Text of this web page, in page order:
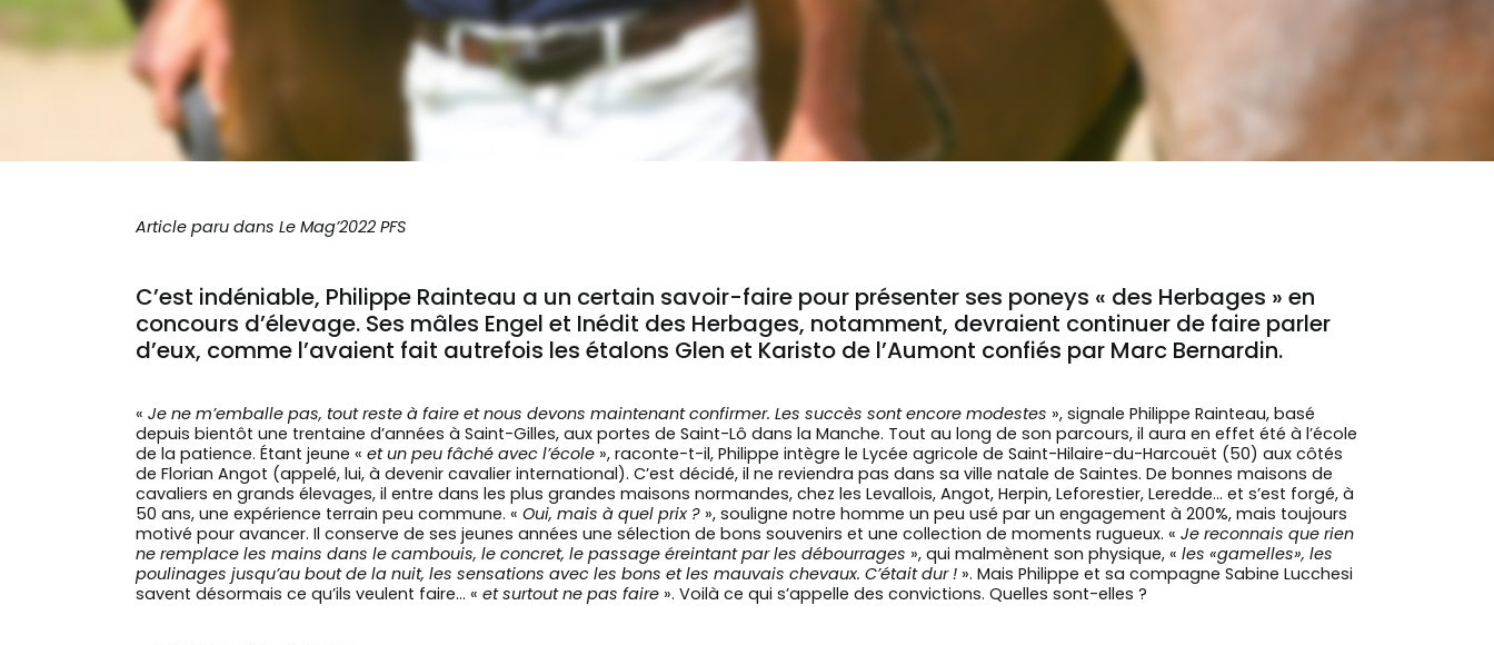
Article paru dans Le Mag’2022 PFS
C’est indéniable, Philippe Rainteau a un certain savoir-faire pour présenter ses poneys « des Herbages » en
concours d’élevage. Ses mâles Engel et Inédit des Herbages, notamment, devraient continuer de faire parler
d’eux, comme l’avaient fait autrefois les étalons Glen et Karisto de l’Aumont confiés par Marc Bernardin.
« Je ne m’emballe pas, tout reste à faire et nous devons maintenant confirmer. Les succès sont encore modestes », signale Philippe Rainteau, basé
depuis bientôt une trentaine d’années à Saint-Gilles, aux portes de Saint-Lô dans la Manche. Tout au long de son parcours, il aura en effet été à l’école
de la patience. Étant jeune « et un peu fâché avec l’école », raconte-t-il, Philippe intègre le Lycée agricole de Saint-Hilaire-du-Harcouët (50) aux côtés
de Florian Angot (appelé, lui, à devenir cavalier international). C’est décidé, il ne reviendra pas dans sa ville natale de Saintes. De bonnes maisons de
cavaliers en grands élevages, il entre dans les plus grandes maisons normandes, chez les Levallois, Angot, Herpin, Leforestier, Leredde… et s’est forgé, à
50 ans, une expérience terrain peu commune. « Oui, mais à quel prix ? », souligne notre homme un peu usé par un engagement à 200%, mais toujours
motivé pour avancer. Il conserve de ses jeunes années une sélection de bons souvenirs et une collection de moments rugueux. « Je reconnais que rien
ne remplace les mains dans le cambouis, le concret, le passage éreintant par les débourrages », qui malmènent son physique, « les «gamelles», les
poulinages jusqu’au bout de la nuit, les sensations avec les bons et les mauvais chevaux. C’était dur ! ». Mais Philippe et sa compagne Sabine Lucchesi
savent désormais ce qu’ils veulent faire… « et surtout ne pas faire ». Voilà ce qui s’appelle des convictions. Quelles sont-elles ?